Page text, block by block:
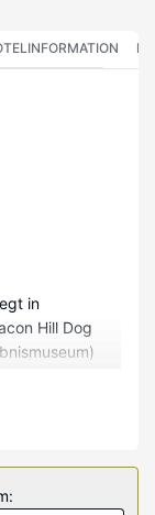
in
Hill Dog
entfernt.
mit
Ein